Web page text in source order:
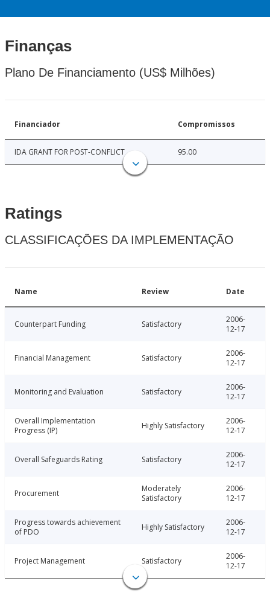
Finanças
Plano De Financiamento (US$ Milhões)
Financiador Compromissos
IDA GRANT FOR POST-CONFLICT 95.00
Ratings
CLASSIFICAÇÕES DA IMPLEMENTAÇÃO
Name Review Date
Counterpart Funding Satisfactory
2006-
12-17
Financial Management Satisfactory
2006-
12-17
Monitoring and Evaluation Satisfactory
2006-
12-17
Overall Implementation
Progress (IP)
Highly Satisfactory
2006-
12-17
Overall Safeguards Rating Satisfactory
2006-
12-17
Procurement
Moderately
Satisfactory
2006-
12-17
Progress towards achievement
of PDO
Highly Satisfactory
2006-
12-17
Project Management Satisfactory
2006-
12-17